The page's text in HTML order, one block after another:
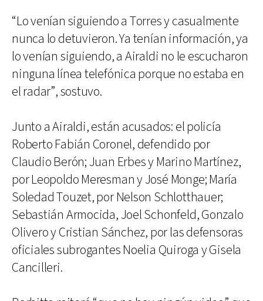
“Lo venían siguiendo a Torres y casualmente
nunca lo detuvieron. Ya tenían información, ya
lo venían siguiendo, a Airaldi no le escucharon
ninguna línea telefónica porque no estaba en
el radar”, sostuvo.
Junto a Airaldi, están acusados: el policía
Roberto Fabián Coronel, defendido por
Claudio Berón; Juan Erbes y Marino Martínez,
por Leopoldo Meresman y José Monge; María
Soledad Touzet, por Nelson Schlotthauer;
Sebastián Armocida, Joel Schonfeld, Gonzalo
Olivero y Cristian Sánchez, por las defensoras
oficiales subrogantes Noelia Quiroga y Gisela
Cancilleri.